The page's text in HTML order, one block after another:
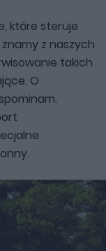
które steruje
z naszych
takich
O